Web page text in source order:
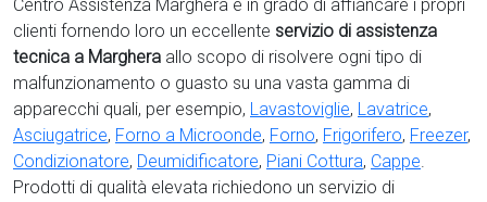
Centro Assistenza Marghera è in grado di affiancare i propri
clienti fornendo loro un eccellente servizio di assistenza
tecnica a Marghera allo scopo di risolvere ogni tipo di
malfunzionamento o guasto su una vasta gamma di
apparecchi quali, per esempio, Lavastoviglie, Lavatrice,
Asciugatrice, Forno a Microonde, Forno, Frigorifero, Freezer,
Condizionatore, Deumidificatore, Piani Cottura, Cappe.
Prodotti di qualità elevata richiedono un servizio di